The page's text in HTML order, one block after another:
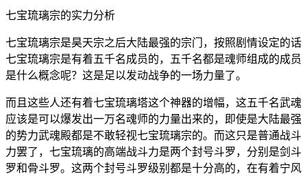
七宝琉璃宗的实力分析
七宝琉璃宗是昊天宗之后大陆最强的宗门，按照剧情设定的话
七宝琉璃宗是有着五千名成员的，五千名都是魂师组成的成员
是什么概念呢？这是足以发动战争的一场力量了。
而且这些人还有着七宝琉璃塔这个神器的增幅，这五千名武魂
应该是可以爆发出一万名魂师的力量出来的，即使是大陆最强
的势力武魂殿都是不敢轻视七宝琉璃宗的。而这只是普通战斗
力罢了，七宝琉璃的高端战斗力是两个封号斗罗，分别是剑斗
罗和骨斗罗。这两个封号斗罗级别都是十分高的，在有着宁风